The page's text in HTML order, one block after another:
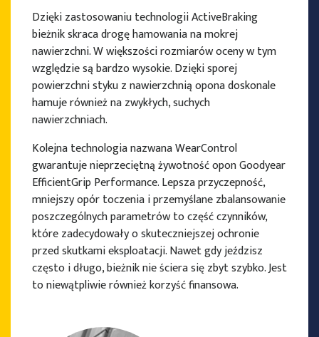
Dzięki zastosowaniu technologii ActiveBraking
bieżnik skraca drogę hamowania na mokrej
nawierzchni. W większości rozmiarów oceny w tym
względzie są bardzo wysokie. Dzięki sporej
powierzchni styku z nawierzchnią opona doskonale
hamuje również na zwykłych, suchych
nawierzchniach.
Kolejna technologia nazwana WearControl
gwarantuje nieprzeciętną żywotność opon Goodyear
EfficientGrip Performance. Lepsza przyczepność,
mniejszy opór toczenia i przemyślane zbalansowanie
poszczególnych parametrów to część czynników,
które zadecydowały o skuteczniejszej ochronie
przed skutkami eksploatacji. Nawet gdy jeździsz
często i długo, bieżnik nie ściera się zbyt szybko. Jest
to niewątpliwie również korzyść finansowa.